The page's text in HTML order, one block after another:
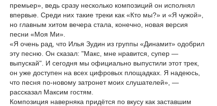
премьер», ведь сразу несколько композиций он исполнял
впервые. Среди них такие треки как «Кто мы?» и «Я чужой»,
но главным хитом вечера стала, конечно, новая версия
песни «Моя Ми».
«Я очень рад, что Илья Зудин из группы «Динамит» одобрил
эту песню. Он сказал: "Макс, мне нравится, супер —
выпускай". И сегодня мы официально выпустили этот трек,
он уже доступен на всех цифровых площадках. Я надеюсь,
что песня по-новому затронет моих слушателей», —
рассказал Максим гостям.
Композиция наверняка придётся по вкусу как заставшим